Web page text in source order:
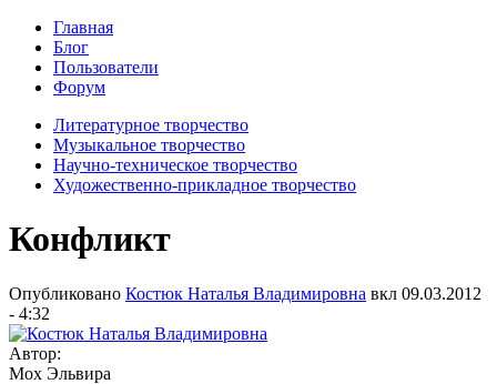
Главная
Блог
Пользователи
Форум
Литературное творчество
Музыкальное творчество
Научно-техническое творчество
Художественно-прикладное творчество
Конфликт
Опубликовано Костюк Наталья Владимировна вкл 09.03.2012
- 4:32
Автор:
Мох Эльвира